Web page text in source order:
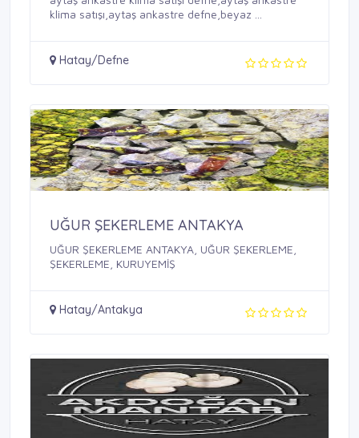
klima satışı,aytaş ankastre defne,beyaz ...
Hatay/Defne
UĞUR ŞEKERLEME ANTAKYA
UĞUR ŞEKERLEME ANTAKYA, UĞUR ŞEKERLEME,
ŞEKERLEME, KURUYEMİŞ
Hatay/Antakya